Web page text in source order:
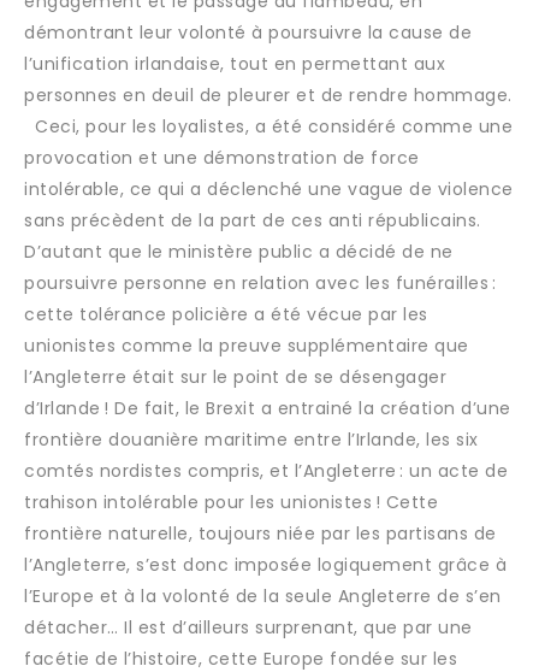
démontrant leur volonté à poursuivre la cause de
l’unification irlandaise, tout en permettant aux
personnes en deuil de pleurer et de rendre hommage.
Ceci, pour les loyalistes, a été considéré comme une
provocation et une démonstration de force
intolérable, ce qui a déclenché une vague de violence
sans précèdent de la part de ces anti républicains.
D’autant que le ministère public a décidé de ne
poursuivre personne en relation avec les funérailles :
cette tolérance policière a été vécue par les
unionistes comme la preuve supplémentaire que
l’Angleterre était sur le point de se désengager
d’Irlande ! De fait, le Brexit a entrainé la création d’une
frontière douanière maritime entre l’Irlande, les six
comtés nordistes compris, et l’Angleterre : un acte de
trahison intolérable pour les unionistes ! Cette
frontière naturelle, toujours niée par les partisans de
l’Angleterre, s’est donc imposée logiquement grâce à
l’Europe et à la volonté de la seule Angleterre de s’en
détacher… Il est d’ailleurs surprenant, que par une
facétie de l’histoire, cette Europe fondée sur les